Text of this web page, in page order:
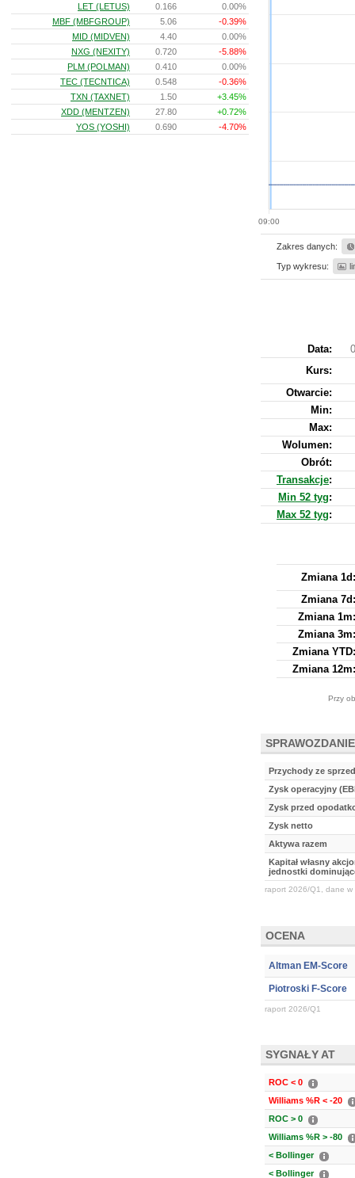
09:00
Zakres danych:
Typ wykresu:
Data:
Kurs:
Otwarcie:
Min:
Max:
Wolumen:
Obrót:
Transakcje:
Min 52 tyg:
Max 52 tyg:
Zmiana 1d:
Zmiana 7d:
Zmiana 1m:
Zmiana 3m:
Zmiana YTD:
Zmiana 12m:
Przy
Przychody ze
Zysk operacyjny
Zysk przed
Zysk netto
Aktywa razem
Kapitał własny
jednostki
raport 2026/Q1, dane w
OCENA
Altman EM-Score
Piotroski F-Score
raport 2026/Q1
SYGNAŁY AT
ROC < 0
Williams %R < -20
ROC > 0
Williams %R > -80
< Bollinger
< Bollinger
LET (LETUS)
0.166
0.00%
MBF (MBFGROUP)
5.06
-0.39%
MID (MIDVEN)
4.40
0.00%
NXG (NEXITY)
0.720
-5.88%
PLM (POLMAN)
0.410
0.00%
TEC (TECNTICA)
0.548
-0.36%
TXN (TAXNET)
1.50
+3.45%
XDD (MENTZEN)
27.80
+0.72%
YOS (YOSHI)
0.690 -4.70%